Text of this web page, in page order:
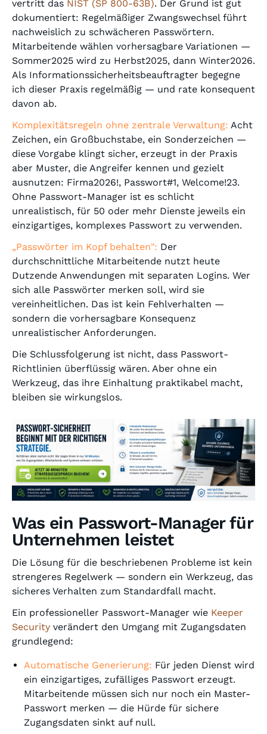
vertritt das NIST (SP 800-63B). Der Grund ist gut
dokumentiert: Regelmäßiger Zwangswechsel führt
nachweislich zu schwächeren Passwörtern.
Mitarbeitende wählen vorhersagbare Variationen —
Sommer2025 wird zu Herbst2025, dann Winter2026.
Als Informationssicherheitsbeauftragter begegne
ich dieser Praxis regelmäßig — und rate konsequent
davon ab.
Komplexitätsregeln ohne zentrale Verwaltung: Acht
Zeichen, ein Großbuchstabe, ein Sonderzeichen —
diese Vorgabe klingt sicher, erzeugt in der Praxis
aber Muster, die Angreifer kennen und gezielt
ausnutzen: Firma2026!, Passwort#1, Welcome!23.
Ohne Passwort-Manager ist es schlicht
unrealistisch, für 50 oder mehr Dienste jeweils ein
einzigartiges, komplexes Passwort zu verwenden.
„Passwörter im Kopf behalten": Der
durchschnittliche Mitarbeitende nutzt heute
Dutzende Anwendungen mit separaten Logins. Wer
sich alle Passwörter merken soll, wird sie
vereinheitlichen. Das ist kein Fehlverhalten —
sondern die vorhersagbare Konsequenz
unrealistischer Anforderungen.
Die Schlussfolgerung ist nicht, dass Passwort-
Richtlinien überflüssig wären. Aber ohne ein
Werkzeug, das ihre Einhaltung praktikabel macht,
bleiben sie wirkungslos.
Was ein Passwort-Manager für
Unternehmen leistet
Die Lösung für die beschriebenen Probleme ist kein
strengeres Regelwerk — sondern ein Werkzeug, das
sicheres Verhalten zum Standardfall macht.
Ein professioneller Passwort-Manager wie Keeper
Securityverändert den Umgang mit Zugangsdaten
grundlegend:
Automatische Generierung: Für jeden Dienst wird
ein einzigartiges, zufälliges Passwort erzeugt.
Mitarbeitende müssen sich nur noch ein Master-
Passwort merken — die Hürde für sichere
Zugangsdaten sinkt auf null.